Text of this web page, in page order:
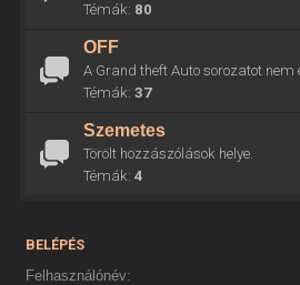
Témák: 80
OFF
A Grand theft Auto sorozatot nem
Témák: 37
Szemetes
Törölt hozzászólások helye.
Témák: 4
BELÉPÉS
Felhasználónév: